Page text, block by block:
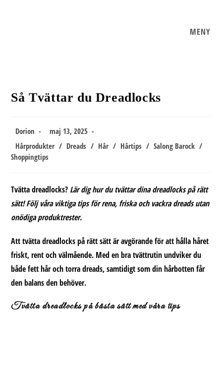
MENY
Så Tvättar du Dreadlocks
Inläggsförfattare:
Dorion
Inlägget
maj 13, 2025
Inläggskategori:
Hårprodukter / Dreads / Hår / Hårtips / Salong Barock /
Shoppingtips
Tvätta dreadlocks? Lär dig hur du tvättar dina dreadlocks på rätt
sätt! Följ våra viktiga tips för rena, friska och vackra dreads utan
onödiga produktrester.
Att tvätta dreadlocks på rätt sätt är avgörande för att hålla håret
friskt, rent och välmående. Med en bra tvättrutin undviker du
både fett hår och torra dreads, samtidigt som din hårbotten får
den balans den behöver.
Tvätta dreadlocks på bästa sättmed våra tips